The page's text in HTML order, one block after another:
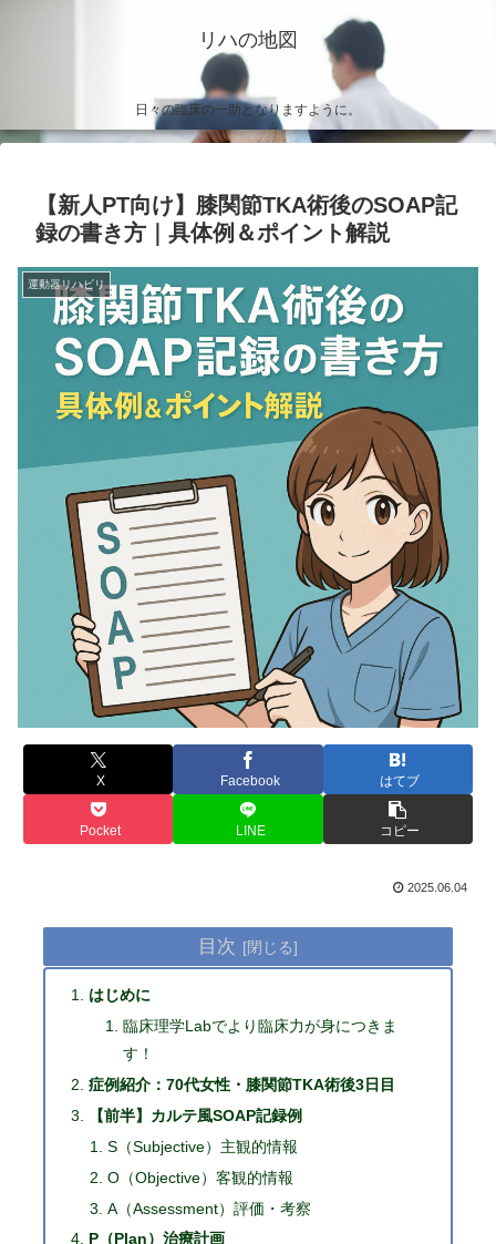
リハの地図
日々の臨床の一助となりますように。
【新人PT向け】膝関節TKA術後のSOAP記
録の書き方｜具体例＆ポイント解説
運動器リハビリ
X Facebook はてブ
Pocket LINE コピー
2025.06.04
目次
はじめに
臨床理学Labでより臨床力が身につきま
す！
症例紹介：70代女性・膝関節TKA術後3日目
【前半】カルテ風SOAP記録例
S（Subjective）主観的情報
O（Objective）客観的情報
A（Assessment）評価・考察
P（Plan）治療計画